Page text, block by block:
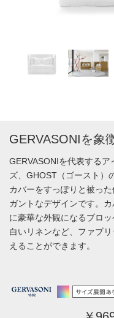
GERVASONIを象
GERVASONIを代表する
ズ、GHOST（ゴースト）
カバーをすっぽりと被っ
ガントなデザインです。
に豪華な外観になるブロ
白いリネンなど、ファブ
えることができます。